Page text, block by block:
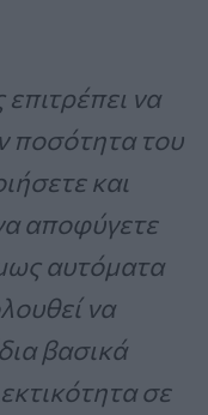
να
ποσότητα του
και
αποφύγετε
αυτόματα
να
βασικά
σε